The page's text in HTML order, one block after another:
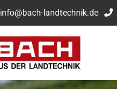
info@bach-landtechnik.de